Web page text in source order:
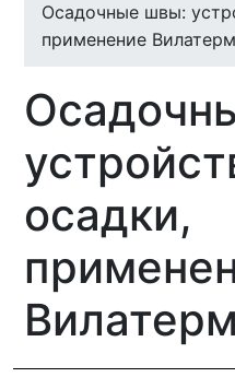
Осадочные швы:
применение
осадки,